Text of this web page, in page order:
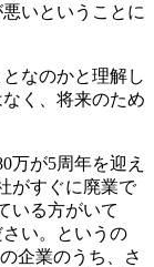
いということに
なのかと理解し
く、将来のため
万が5周年を迎え
がすぐに廃業で
いる方がいて
い。というの
企業のうち、さ